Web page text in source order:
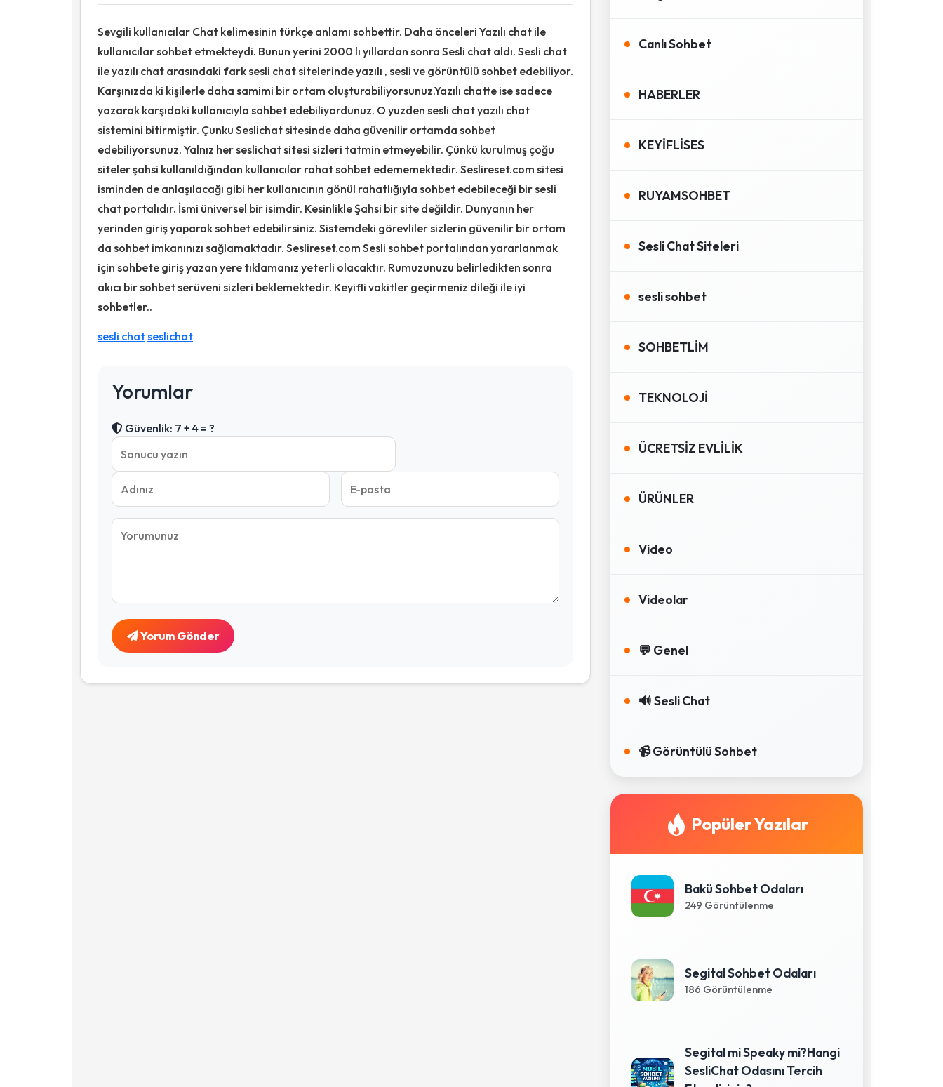
Sevgili kullanıcılar Chat kelimesinin türkçe anlamı sohbettir. Daha önceleri Yazılı chat ile
kullanıcılar sohbet etmekteydi. Bunun yerini 2000 lı yıllardan sonra Sesli chat aldı. Sesli chat
ile yazılı chat arasındaki fark sesli chat sitelerinde yazılı , sesli ve görüntülü sohbet edebiliyor.
Karşınızda ki kişilerle daha samimi bir ortam oluşturabiliyorsunuz.Yazılı chatte ise sadece
yazarak karşıdaki kullanıcıyla sohbet edebiliyordunuz. O yuzden sesli chat yazılı chat
sistemini bitirmiştir. Çunku Seslichat sitesinde daha güvenilir ortamda sohbet
edebiliyorsunuz. Yalnız her seslichat sitesi sizleri tatmin etmeyebilir. Çünkü kurulmuş çoğu
siteler şahsi kullanıldığından kullanıcılar rahat sohbet edememektedir. Seslireset.com sitesi
isminden de anlaşılacağı gibi her kullanıcının gönül rahatlığıyla sohbet edebileceği bir sesli
chat portalıdır. İsmi üniversel bir isimdir. Kesinlikle Şahsi bir site değildir. Dunyanın her
yerinden giriş yaparak sohbet edebilirsiniz. Sistemdeki görevliler sizlerin güvenilir bir ortam
da sohbet imkanınızı sağlamaktadır. Seslireset.com Sesli sohbet portalından yararlanmak
için sohbete giriş yazan yere tıklamanız yeterli olacaktır. Rumuzunuzu belirledikten sonra
akıcı bir sohbet serüveni sizleri beklemektedir. Keyifli vakitler geçirmeniz dileği ile iyi
sohbetler..
sesli chatseslichat
Yorumlar
Güvenlik: 7 + 4 = ?
Yorum Gönder
Canlı Sohbet
HABERLER
KEYİFLİSES
RUYAMSOHBET
Sesli Chat Siteleri
sesli sohbet
SOHBETLİM
TEKNOLOJİ
ÜCRETSİZ EVLİLİK
ÜRÜNLER
Video
Videolar
💬 Genel
🔊 Sesli Chat
📹 Görüntülü Sohbet
Popüler Yazılar
Bakü Sohbet Odaları
249 Görüntülenme
Segital Sohbet Odaları
186 Görüntülenme
Segital mi Speaky mi?Hangi
SesliChat Odasını Tercih